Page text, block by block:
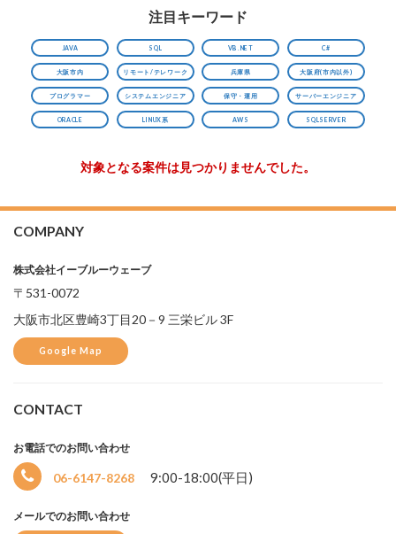
択
注目キーワード
JAVA SQL VB.NET C#
大阪市内 リモート/テレワーク 兵庫県 大阪府(市内以外)
プログラマー システムエンジニア 保守・運用 サーバーエンジニア
ORACLE LINUX系 AWS SQLSERVER
対象となる案件は見つかりませんでした。
COMPANY
株式会社イーブルーウェーブ
〒531-0072
大阪市北区豊崎3丁目20－9 三栄ビル 3F
Google Map
CONTACT
お電話でのお問い合わせ
06-6147-8268 9:00-18:00(平日)
メールでのお問い合わせ